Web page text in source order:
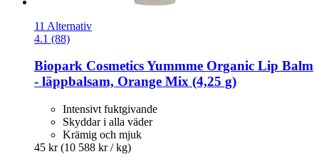
11 Alternativ
4.1 (88)
Biopark CosmeticsYummme Organic Lip Balm
-​ läppbalsam, Orange Mix (4,25 g)
Intensivt fuktgivande
Skyddar i alla väder
Krämig och mjuk
45 kr (10 588 kr / kg)